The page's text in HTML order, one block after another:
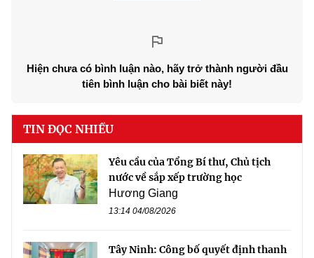
Hiện chưa có bình luận nào, hãy trở thành người đầu
tiên bình luận cho bài biết này!
TIN ĐỌC NHIỀU
Yêu cầu của Tổng Bí thư, Chủ tịch
nước về sắp xếp trường học
Hương Giang
13:14 04/08/2026
Tây Ninh: Công bố quyết định thanh